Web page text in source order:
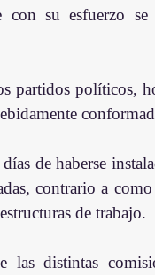
con su esfuerzo
partidos políticos,
de haberse
contrario a
de trabajo.
las distintas